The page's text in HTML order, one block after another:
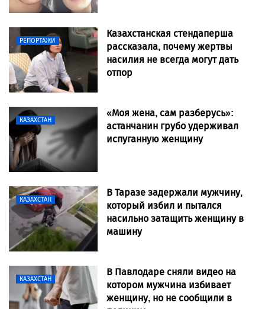
РЕПОРТАЖИ
Казахстанская стендаперша
рассказала, почему жертвы
насилия не всегда могут дать
отпор
КАЗАХСТАН
«Моя жена, сам разберусь»:
астанчанин грубо удерживал
испуганную женщину
КАЗАХСТАН
В Таразе задержали мужчину,
который избил и пытался
насильно затащить женщину в
машину
КАЗАХСТАН
В Павлодаре сняли видео на
котором мужчина избивает
женщину, но не сообщили в